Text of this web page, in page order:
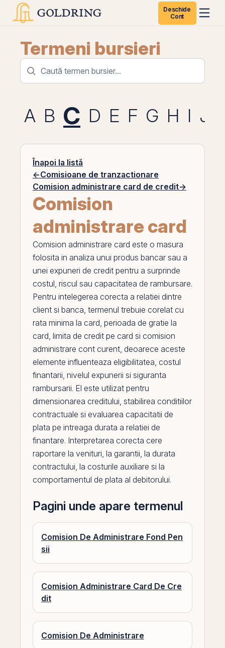
Deschide
Cont
Termeni bursieri
A B C D E F G H I J
Înapoi la listă
←Comisioane de tranzactionare
Comision administrare card de credit→
Comision
administrare card
Comision administrare card este o masura
folosita in analiza unui produs bancar sau a
unei expuneri de credit pentru a surprinde
costul, riscul sau capacitatea de rambursare.
Pentru intelegerea corecta a relatiei dintre
client si banca, termenul trebuie corelat cu
rata minima la card, perioada de gratie la
card, limita de credit pe card si comision
administrare cont curent, deoarece aceste
elemente influenteaza eligibilitatea, costul
finantarii, nivelul expunerii si siguranta
rambursarii. El este utilizat pentru
dimensionarea creditului, stabilirea conditiilor
contractuale si evaluarea capacitatii de
plata pe intreaga durata a relatiei de
finantare. Interpretarea corecta cere
raportare la venituri, la garantii, la durata
contractului, la costurile auxiliare si la
comportamentul de plata al debitorului.
Pagini unde apare termenul
Comision De Administrare Fond Pen
sii
Comision Administrare Card De Cre
dit
Comision De Administrare